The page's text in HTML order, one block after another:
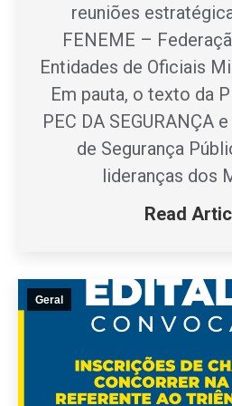
reuniões
FENEME –
Entidades de Oficiais
Em pauta, o texto da
PEC DA SEGURANÇA
de Segurança
lideranças dos
Read
Geral